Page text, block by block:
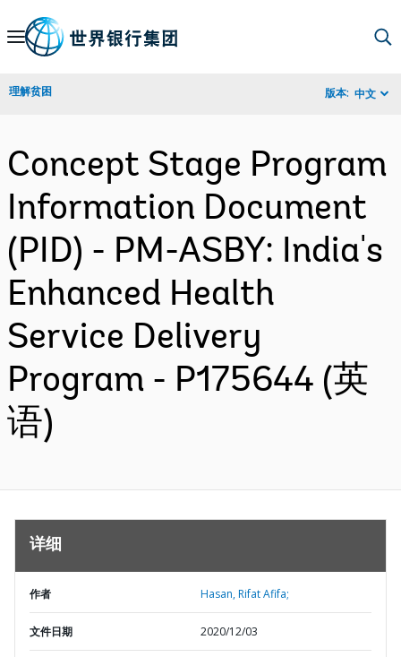
Skip
Navigation
理解贫困 版本: 中文
Concept Stage Program
Information Document
(PID) - PM-ASBY: India's
Enhanced Health
Service Delivery
Program - P175644 (英
语)
详细
作者 Hasan, Rifat Afifa;
文件日期 2020/12/03